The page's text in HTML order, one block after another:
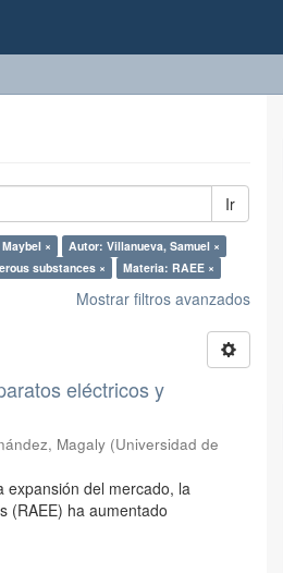
Ir
×
Autor: Villanueva, Samuel ×
substances × Materia: RAEE ×
Mostrar filtros avanzados
eléctricos y
Magaly (Universidad de
expansión del mercado, la
(RAEE) ha aumentado